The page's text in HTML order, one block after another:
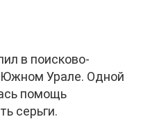
в поисково-
Южном Урале. Одной
помощь
серьги.